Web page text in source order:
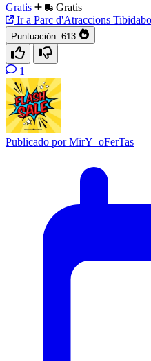
Gratis
Gratis
Ir a Parc d'Atraccions Tibidabo
Puntuación: 613
1
Publicado porMirY_oFerTas